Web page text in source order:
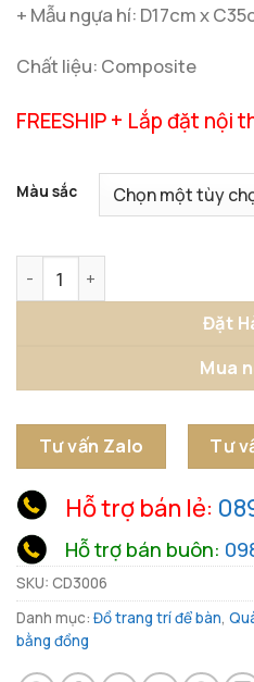
+ Mẫu ngựa hí: D17cm x
Chất liệu: Composite
FREESHIP + Lắp đặt nội
Màu sắc
Đặt
Mua
Tư vấn Zalo Tư
Hỗ trợ bán lẻ:
Hỗ trợ bán buôn:
SKU: CD3006
Danh mục: Đồ trang trí để bàn,
bằng đồng